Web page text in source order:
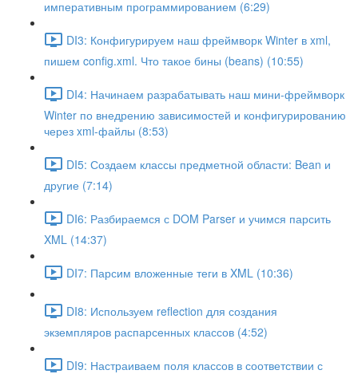
императивным программированием (6:29)
DI3: Конфигурируем наш фреймворк Winter в xml,
пишем config.xml. Что такое бины (beans) (10:55)
DI4: Начинаем разрабатывать наш мини-фреймворк
Winter по внедрению зависимостей и конфигурированию
через xml-файлы (8:53)
DI5: Создаем классы предметной области: Bean и
другие (7:14)
DI6: Разбираемся с DOM Parser и учимся парсить
XML (14:37)
DI7: Парсим вложенные теги в XML (10:36)
DI8: Используем reflection для создания
экземпляров распарсенных классов (4:52)
DI9: Настраиваем поля классов в соответствии с